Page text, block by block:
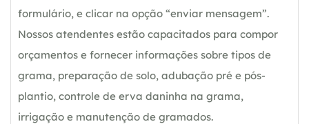
formulário, e clicar na opção “enviar mensagem”.
Nossos atendentes estão capacitados para compor
orçamentos e fornecer informações sobre tipos de
grama, preparação de solo, adubação pré e pós-
plantio, controle de erva daninha na grama,
irrigação e manutenção de gramados.